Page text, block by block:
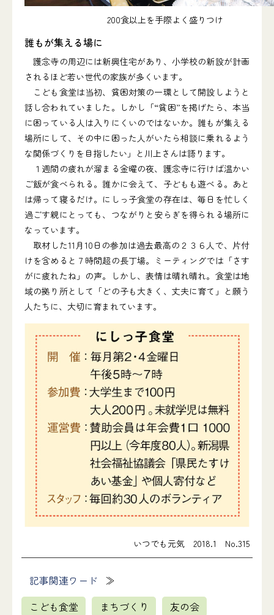
200食以上を手際よく盛りつけ
誰もが集える場に
護念寺の周辺には新興住宅があり、小学校の新設が計画
されるほど若い世代の家族が多くいます。
こども食堂は当初、貧困対策の一環として開設しようと
話し合われていました。しかし「“貧困”を掲げたら、本当
に困っている人は入りにくいのではないか。誰もが集える
場所にして、その中に困った人がいたら相談に乗れるよう
な関係づくりを目指したい」と川上さんは語ります。
１週間の疲れが溜まる金曜の夜、護念寺に行けば温かい
ご飯が食べられる。誰かに会えて、子どもも遊べる。あと
は帰って寝るだけ。にしっ子食堂の存在は、毎日を忙しく
過ごす親にとっても、つながりと安らぎを得られる場所に
なっています。
取材した11月10日の参加は過去最高の２３６人で、片付
けを含めると７時間超の長丁場。ミーティングでは「さす
がに疲れたね」の声。しかし、表情は晴れ晴れ。食堂は地
域の拠り所として「どの子も大きく、丈夫に育て」と願う
人たちに、大切に育まれています。
いつでも元気 2018.1 No.315
記事関連ワード
こども食堂
まちづくり
友の会